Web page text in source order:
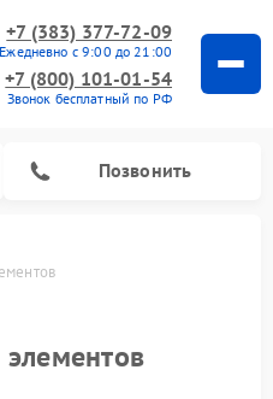
+7 (383) 377-72-09
Ежедневно с 9:00 до 21:00
+7 (800) 101-01-54
Звонок бесплатный по РФ
Позвонить